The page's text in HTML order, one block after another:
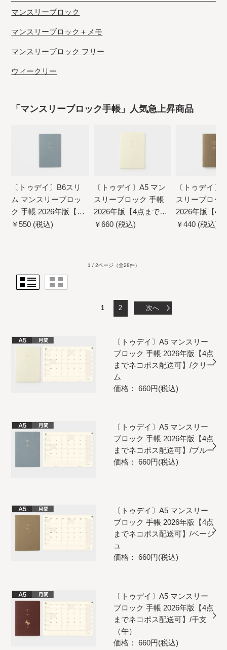
マンスリーブロック
マンスリーブロック＋メモ
マンスリーブロック フリー
ウィークリー
「マンスリーブロック手帳」人気急上昇商品
〔トゥデイ〕B6スリ
ム マンスリーブロッ
ク 手帳 2026年版【4
点までネコポス配送
￥550 (税込)
〔トゥデイ〕A5 マン
スリーブロック 手帳
2026年版【4点までネ
コポス配送可】
￥660 (税込)
〔トゥデイ〕
スリーブロッ
2026年版【4
コポス配送可
￥440 (税込)
1 / 2ページ （全28件）
1 2 次へ
〔トゥデイ〕A5 マンスリー
ブロック 手帳 2026年版【4点
までネコポス配送可】/クリー
ム
価格： 660円(税込)
〔トゥデイ〕A5 マンスリー
ブロック 手帳 2026年版【4点
までネコポス配送可】/ブルー
価格： 660円(税込)
〔トゥデイ〕A5 マンスリー
ブロック 手帳 2026年版【4点
までネコポス配送可】/ベージ
ュ
価格： 660円(税込)
〔トゥデイ〕A5 マンスリー
ブロック 手帳 2026年版【4点
までネコポス配送可】/干支
（午）
価格： 660円(税込)